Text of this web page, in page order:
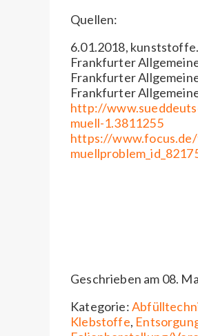
Quellen:
6.01.2018,
Frankfurter
Frankfurter
Frankfurter
http://
muell-1.3811255
https://
Geschrieben am 08.
Kategorie:
Klebstoffe,